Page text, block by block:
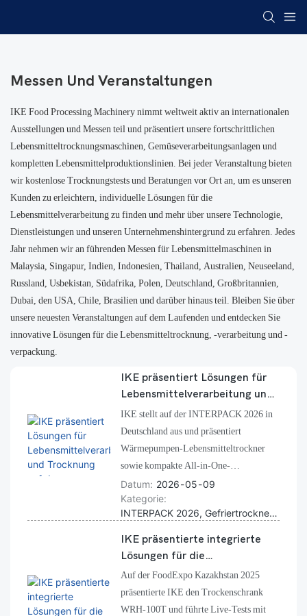
Messen Und Veranstaltungen
IKE Food Processing Machinery nimmt weltweit aktiv an internationalen
Ausstellungen und Messen teil und präsentiert unsere fortschrittlichen
Lebensmitteltrocknungsmaschinen, Gemüseverarbeitungsanlagen und
kompletten Lebensmittelproduktionslinien. Bei jeder Veranstaltung bieten
wir kostenlose Trocknungstests und Beratungen vor Ort an, um es unseren
Kunden zu erleichtern, individuelle Lösungen für die
Lebensmittelverarbeitung zu finden und mehr über unsere Technologie,
Dienstleistungen und unseren Unternehmenshintergrund zu erfahren. Jedes
Jahr nehmen wir an führenden Messen für Lebensmittelmaschinen in
Malaysia, Singapur, Indien, Indonesien, Thailand, Australien, Neuseeland,
Russland, Usbekistan, Südafrika, Polen, Deutschland, Großbritannien,
Dubai, den USA, Chile, Brasilien und darüber hinaus teil. Bleiben Sie über
unsere neuesten Veranstaltungen auf dem Laufenden und entdecken Sie
innovative Lösungen für die Lebensmitteltrocknung, -verarbeitung und -
verpackung.
IKE präsentiert Lösungen für
Lebensmittelverarbeitung und
Trocknung auf der INTERPACK
2026
IKE stellt auf der INTERPACK 2026 in
Deutschland aus und präsentiert
Wärmepumpen-Lebensmitteltrockner
sowie kompakte All-in-One-
Gefriertrockner, darunter die Modelle
FVD-H4, FVD-H6 und FVD-H12.
Besucher können sich Live-
Trocknungsdemonstrationen ansehen und
erfahren, warum immer mehr
Datum 2026 05 09
Kategorie
INTERPACK 2026, Gefriertrockner, Wärmepumpen-Lebensmitteltrockner
IKE präsentierte integrierte
Lösungen für die
Lebensmittelverarbeitung und
-trocknung auf der FoodExpo
Kazakhstan 2025
Auf der FoodExpo Kazakhstan 2025
präsentierte IKE den Trockenschrank
WRH-100T und führte Live-Tests mit